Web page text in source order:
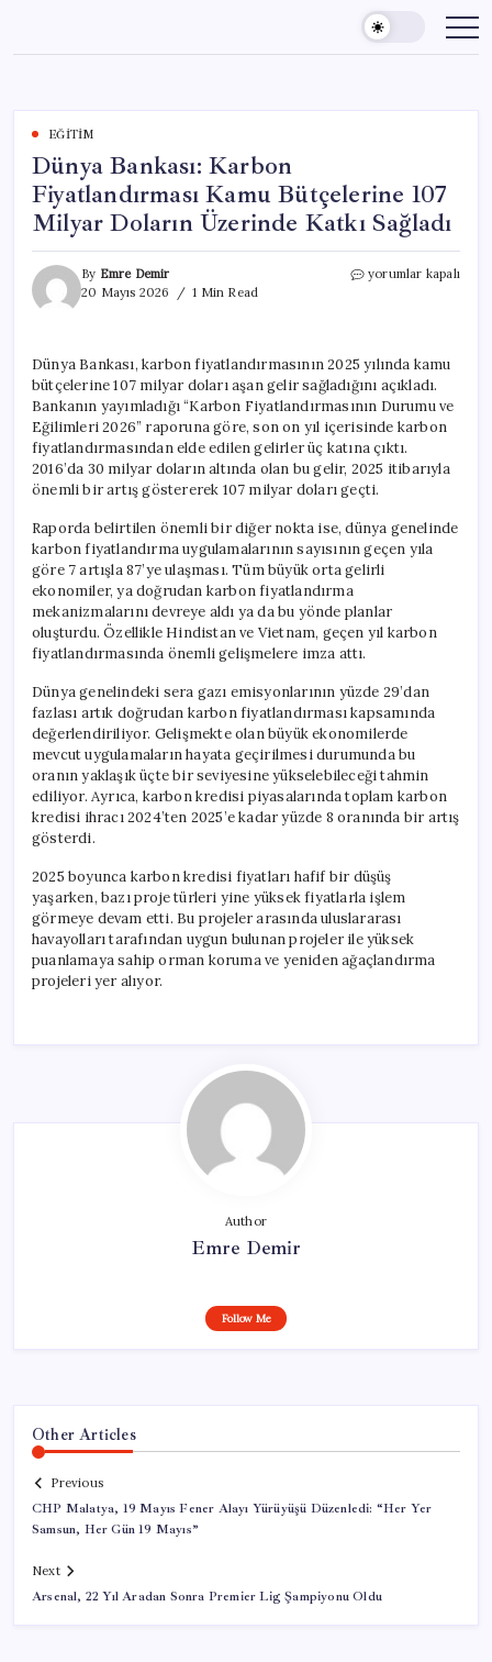
content
EĞITIM
Dünya Bankası: Karbon
Fiyatlandırması Kamu Bütçelerine 107
Milyar Doların Üzerinde Katkı Sağladı
By Emre Demir
20 Mayıs 2026
1 Min Read
Dünya
Bütçelerine
107
Milyar
Doların
Üzerinde
Katkı
Sağladı
için
yorumlar kapalı
Dünya Bankası, karbon fiyatlandırmasının 2025 yılında kamu
bütçelerine 107 milyar doları aşan gelir sağladığını açıkladı.
Bankanın yayımladığı “Karbon Fiyatlandırmasının Durumu ve
Eğilimleri 2026” raporuna göre, son on yıl içerisinde karbon
fiyatlandırmasından elde edilen gelirler üç katına çıktı.
2016’da 30 milyar doların altında olan bu gelir, 2025 itibarıyla
önemli bir artış göstererek 107 milyar doları geçti.
Raporda belirtilen önemli bir diğer nokta ise, dünya genelinde
karbon fiyatlandırma uygulamalarının sayısının geçen yıla
göre 7 artışla 87’ye ulaşması. Tüm büyük orta gelirli
ekonomiler, ya doğrudan karbon fiyatlandırma
mekanizmalarını devreye aldı ya da bu yönde planlar
oluşturdu. Özellikle Hindistan ve Vietnam, geçen yıl karbon
fiyatlandırmasında önemli gelişmelere imza attı.
Dünya genelindeki sera gazı emisyonlarının yüzde 29’dan
fazlası artık doğrudan karbon fiyatlandırması kapsamında
değerlendiriliyor. Gelişmekte olan büyük ekonomilerde
mevcut uygulamaların hayata geçirilmesi durumunda bu
oranın yaklaşık üçte bir seviyesine yükselebileceği tahmin
ediliyor. Ayrıca, karbon kredisi piyasalarında toplam karbon
kredisi ihracı 2024’ten 2025’e kadar yüzde 8 oranında bir artış
gösterdi.
2025 boyunca karbon kredisi fiyatları hafif bir düşüş
yaşarken, bazı proje türleri yine yüksek fiyatlarla işlem
görmeye devam etti. Bu projeler arasında uluslararası
havayolları tarafından uygun bulunan projeler ile yüksek
puanlamaya sahip orman koruma ve yeniden ağaçlandırma
projeleri yer alıyor.
Author
Emre Demir
Follow Me
Other Articles
Previous
CHP Malatya, 19 Mayıs Fener Alayı Yürüyüşü Düzenledi: “Her Yer
Samsun, Her Gün 19 Mayıs”
Next
Arsenal, 22 Yıl Aradan Sonra Premier Lig Şampiyonu Oldu